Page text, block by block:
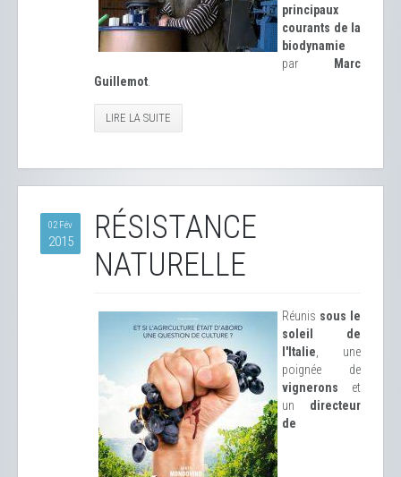
principaux
courants de la
biodynamie
par
Marc
Guillemot
LIRE LA SUITE
02 Fév
2015
RÉSISTANCE
NATURELLE
Réunis sous le
soleil de
l'Italie , une
poignée de
vignerons et
un directeur
de